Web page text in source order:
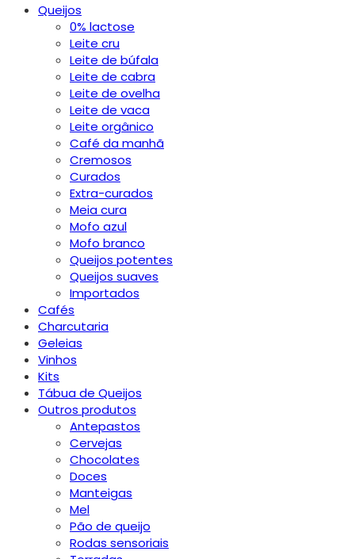
Queijos
0% lactose
Leite cru
Leite de búfala
Leite de cabra
Leite de ovelha
Leite de vaca
Leite orgânico
Café da manhã
Cremosos
Curados
Extra-curados
Meia cura
Mofo azul
Mofo branco
Queijos potentes
Queijos suaves
Importados
Cafés
Charcutaria
Geleias
Vinhos
Kits
Tábua de Queijos
Outros produtos
Antepastos
Cervejas
Chocolates
Doces
Manteigas
Mel
Pão de queijo
Rodas sensoriais